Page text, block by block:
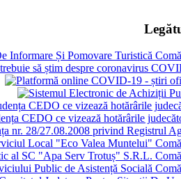
CEDO ce vizează hotărârile